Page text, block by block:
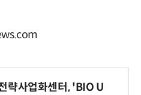
략사업화센터, 'BIO U